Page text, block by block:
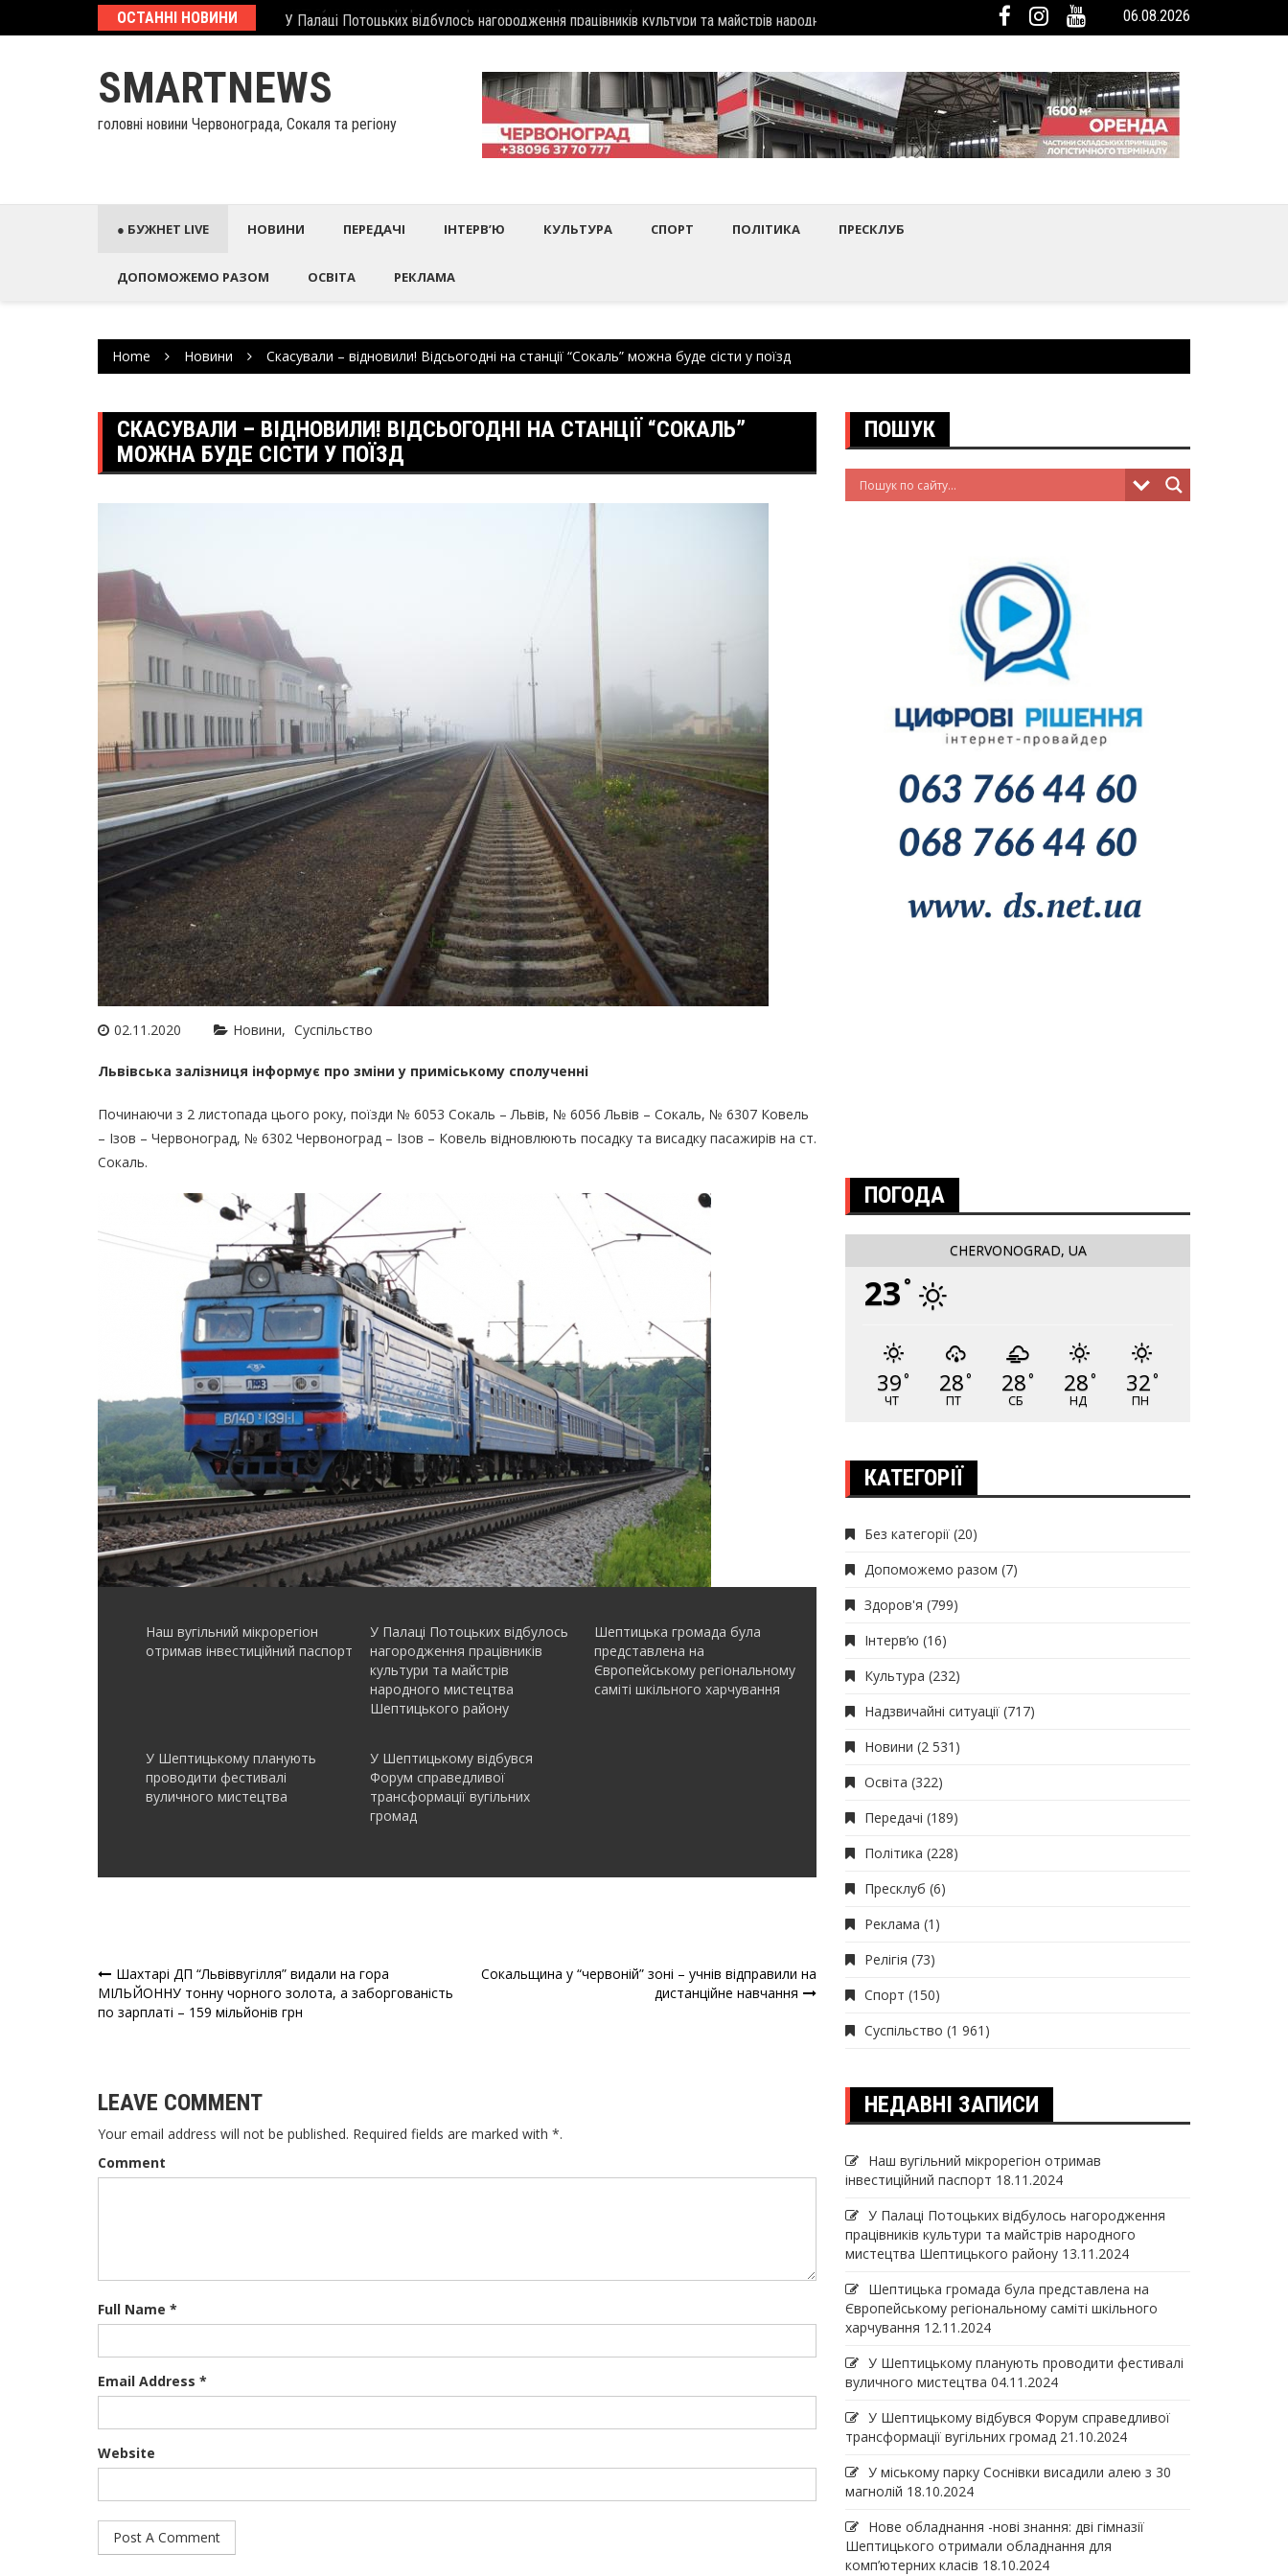
ОСТАННІ НОВИНИ У Палаці Потоцьких відбулось нагородження працівників культури та майстрів народного мистецтва Шептицького районуШептицька громада була представлена на Європейському регіональному
06.08.2026
SMARTNEWS
головні новини Червонограда, Сокаля та регіону
● БУЖНЕТ LIVE НОВИНИ ПЕРЕДАЧІ ІНТЕРВ’Ю КУЛЬТУРА СПОРТ ПОЛІТИКА ПРЕСКЛУБ
ДОПОМОЖЕМО РАЗОМ ОСВІТА РЕКЛАМА
Home Новини Скасували – відновили! Відсьогодні на станції “Сокаль” можна буде сісти у поїзд
СКАСУВАЛИ – ВІДНОВИЛИ! ВІДСЬОГОДНІ НА СТАНЦІЇ “СОКАЛЬ”
МОЖНА БУДЕ СІСТИ У ПОЇЗД
02.11.2020 Новини Суспільство
Львівська залізниця інформує про зміни у приміському сполученні
Починаючи з 2 листопада цього року, поїзди № 6053 Сокаль – Львів, № 6056 Львів – Сокаль, № 6307 Ковель
– Ізов – Червоноград, № 6302 Червоноград – Ізов – Ковель відновлюють посадку та висадку пасажирів на ст.
Сокаль.
Наш вугільний мікрорегіон
отримав інвеcтиційний паспорт
У Палаці Потоцьких відбулось
нагородження працівників
культури та майстрів
народного мистецтва
Шептицького району
Шептицька громада була
представлена на
Європейському регіональному
саміті шкільного харчування
У Шептицькому планують
проводити фестивалі
вуличного мистецтва
У Шептицькому відбувся
Форум справедливої
трансформації вугільних
громад
Навігація
записів
Шахтарі ДП “Львіввугілля” видали на гора
МІЛЬЙОННУ тонну чорного золота, а заборгованість
по зарплаті – 159 мільйонів грн
Сокальщина у “червоній” зоні – учнів відправили на
дистанційне навчання
LEAVE COMMENT
Your email address will not be published. Required fields are marked with *.
Comment
Full Name *
Email Address *
Website
ПОШУК
ПОГОДА
CHERVONOGRAD, UA
23 °
39°
ЧТ
28°
ПТ
28°
СБ
28°
НД
32°
ПН
КАТЕГОРІЇ
Без категорії (20)
Допоможемо разом (7)
Здоров'я (799)
Інтерв’ю (16)
Культура (232)
Надзвичайні ситуації (717)
Новини (2 531)
Освіта (322)
Передачі (189)
Політика (228)
Пресклуб (6)
Реклама (1)
Релігія (73)
Спорт (150)
Суспільство (1 961)
НЕДАВНІ ЗАПИСИ
Наш вугільний мікрорегіон отримав
інвеcтиційний паспорт 18.11.2024
У Палаці Потоцьких відбулось нагородження
працівників культури та майстрів народного
мистецтва Шептицького району 13.11.2024
Шептицька громада була представлена на
Європейському регіональному саміті шкільного
харчування 12.11.2024
У Шептицькому планують проводити фестивалі
вуличного мистецтва 04.11.2024
У Шептицькому відбувся Форум справедливої
трансформації вугільних громад 21.10.2024
У міському парку Соснівки висадили алею з 30
магнолій 18.10.2024
Нове обладнання -нові знання: дві гімназії
Шептицького отримали обладнання для
комп’ютерних класів 18.10.2024